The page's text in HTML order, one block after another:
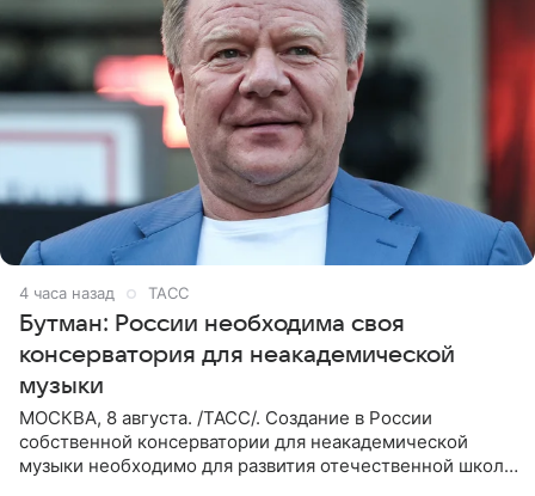
4 часа назад ТАСС
Бутман: России необходима своя
консерватория для неакадемической
музыки
МОСКВА, 8 августа. /ТАСС/. Создание в России
собственной консерватории для неакадемической
музыки необходимо для развития отечественной школы